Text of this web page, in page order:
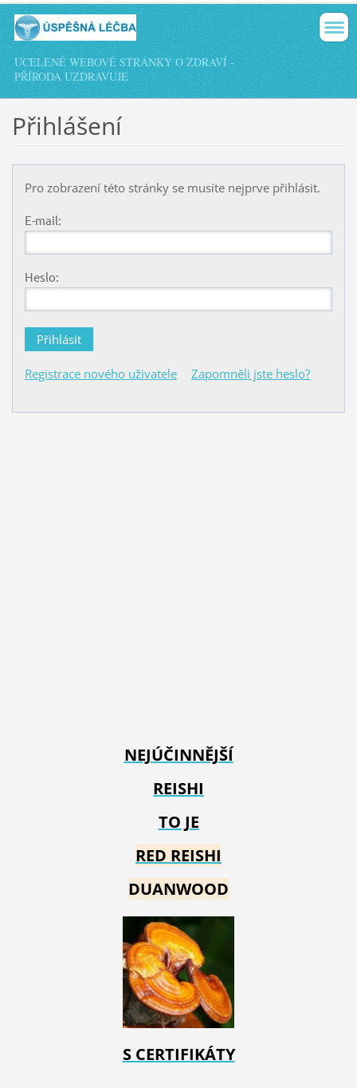
UCELENÉ WEBOVÉ STRÁNKY O ZDRAVÍ -
PŘÍRODA UZDRAVUJE
Přihlášení
Pro zobrazení této stránky se musíte nejprve přihlásit.
E-mail:
Heslo:
Registrace nového uživatele Zapomněli jste heslo?
NEJÚČINNĚJŠÍ
REISHI
TO JE
RED REISHI
DUANWOOD
S CERTIFIKÁTY